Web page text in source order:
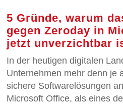
5 Gründe, warum
gegen Zeroday in
jetzt unverzichtbar
In der heutigen digitalen
Unternehmen mehr denn je
sichere Softwarelösungen
Microsoft Office, als eines